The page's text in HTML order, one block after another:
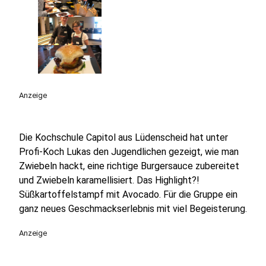
Anzeige
Die Kochschule Capitol aus Lüdenscheid hat unter
Profi-Koch Lukas den Jugendlichen gezeigt, wie man
Zwiebeln hackt, eine richtige Burgersauce zubereitet
und Zwiebeln karamellisiert. Das Highlight?!
Süßkartoffelstampf mit Avocado. Für die Gruppe ein
ganz neues Geschmackserlebnis mit viel Begeisterung.
Anzeige